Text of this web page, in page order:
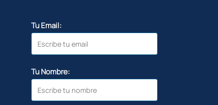
Tu Email:
Tu Nombre: